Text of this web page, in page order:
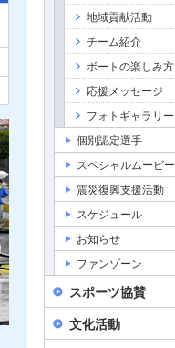
地域貢献活動
チーム紹介
ボートの楽しみ方
応援メッセージ
フォトギャラリー
個別認定選手
スペシャルムービー
震災復興支援活動
スケジュール
お知らせ
ファンゾーン
スポーツ協賛
文化活動